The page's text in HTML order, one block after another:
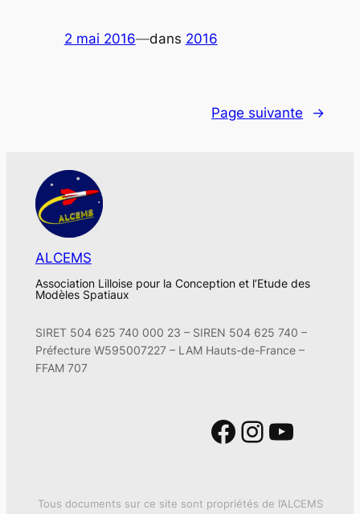
2 mai 2016—dans 2016
Page suivante →
ALCEMS
Association Lilloise pour la Conception et l’Etude des
Modèles Spatiaux
SIRET 504 625 740 000 23 – SIREN 504 625 740 –
Préfecture W595007227 – LAM Hauts-de-France –
FFAM 707
Facebook InstagramYouTube
Tous documents sur ce site sont propriétés de l’ALCEMS